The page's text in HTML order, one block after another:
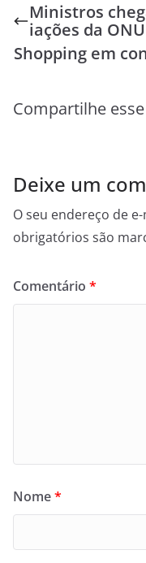
Ministros
iações da
Shopping em
Compartilhe
Deixe um
O seu endereço de
obrigatórios são
Comentário *
Nome*